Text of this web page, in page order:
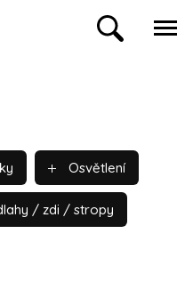
Osvětlení
/ zdi / stropy